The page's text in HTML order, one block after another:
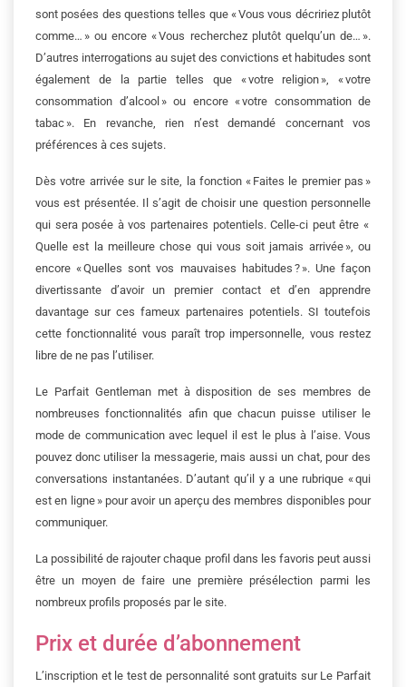
sont posées des questions telles que « Vous vous décririez plutôt
comme… » ou encore « Vous recherchez plutôt quelqu’un de… ».
D’autres interrogations au sujet des convictions et habitudes sont
également de la partie telles que « votre religion », « votre
consommation d’alcool » ou encore « votre consommation de
tabac ». En revanche, rien n’est demandé concernant vos
préférences à ces sujets.
Dès votre arrivée sur le site, la fonction « Faites le premier pas »
vous est présentée. Il s’agit de choisir une question personnelle
qui sera posée à vos partenaires potentiels. Celle-ci peut être «
Quelle est la meilleure chose qui vous soit jamais arrivée », ou
encore « Quelles sont vos mauvaises habitudes ? ». Une façon
divertissante d’avoir un premier contact et d’en apprendre
davantage sur ces fameux partenaires potentiels. SI toutefois
cette fonctionnalité vous paraît trop impersonnelle, vous restez
libre de ne pas l’utiliser.
Le Parfait Gentleman met à disposition de ses membres de
nombreuses fonctionnalités afin que chacun puisse utiliser le
mode de communication avec lequel il est le plus à l’aise. Vous
pouvez donc utiliser la messagerie, mais aussi un chat, pour des
conversations instantanées. D’autant qu’il y a une rubrique « qui
est en ligne » pour avoir un aperçu des membres disponibles pour
communiquer.
La possibilité de rajouter chaque profil dans les favoris peut aussi
être un moyen de faire une première présélection parmi les
nombreux profils proposés par le site.
Prix et durée d’abonnement
L’inscription et le test de personnalité sont gratuits sur Le Parfait